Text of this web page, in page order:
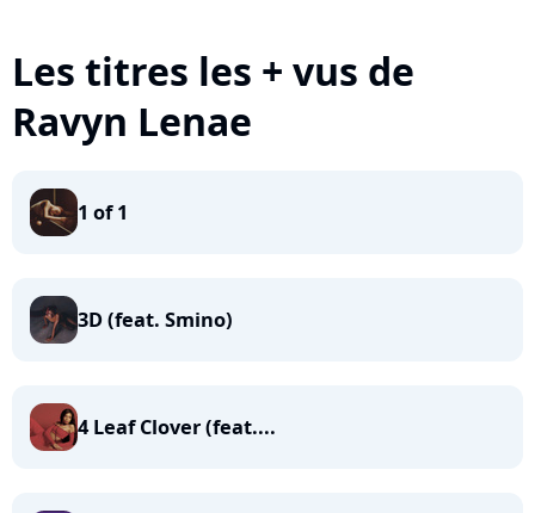
Les titres les + vus de
Ravyn Lenae
1 of 1
3D (feat. Smino)
4 Leaf Clover (feat....